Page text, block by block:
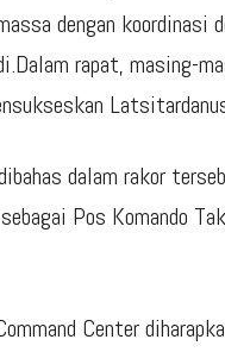
dengan koordinasi
rapat, masing-
dalam rakor
Pos Komando
Center